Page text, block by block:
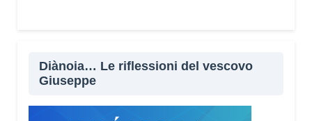
Diànoia… Le riflessioni del vescovo
Giuseppe